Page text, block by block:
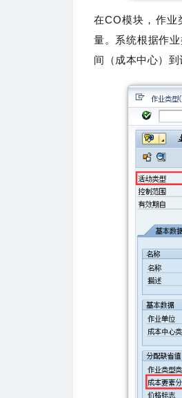
在CO模块，作业
量。系统根据作
间（成本中心）到